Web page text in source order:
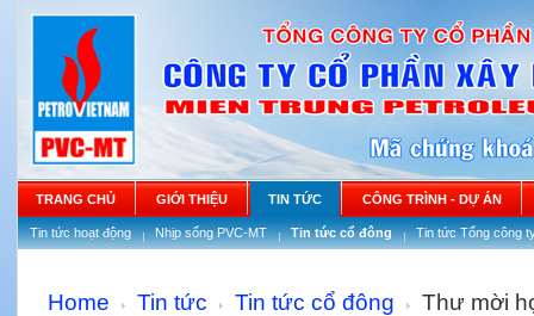
TRANG CHỦ GIỚI THIỆU TIN TỨC CÔNG TRÌNH - DỰ ÁN
Tin tức hoạt động Nhịp sống PVC-MT Tin tức cổ đông Tin tức Tổng công
Home Tin tức Tin tức cổ đông
Thư mời